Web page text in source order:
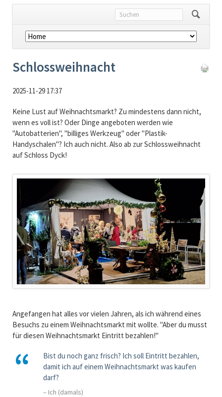
Navigation
überspringen
Schlossweihnacht
2025-11-29 17:37
Keine Lust auf Weihnachtsmarkt? Zu mindestens dann nicht,
wenn es voll ist? Oder Dinge angeboten werden wie
"Autobatterien", "billiges Werkzeug" oder "Plastik-
Handyschalen"? Ich auch nicht. Also ab zur Schlossweihnacht
auf Schloss Dyck!
Angefangen hat alles vor vielen Jahren, als ich während eines
Besuchs zu einem Weihnachtsmarkt mit wollte. "Aber du musst
für diesen Weihnachtsmarkt Eintritt bezahlen!"
Bist du noch ganz frisch? Ich soll Eintritt bezahlen,
damit ich auf einem Weihnachtsmarkt was kaufen
darf?
– Ich (damals)